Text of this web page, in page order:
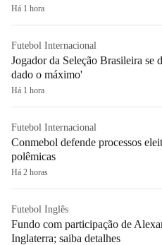
Há 1 hora
Futebol Internacional
Jogador da Seleção Brasileira se
dado o máximo'
Há 1 hora
Futebol Internacional
Conmebol defende processos
polêmicas
Há 2 horas
Futebol Inglês
Fundo com participação de
Inglaterra; saiba detalhes